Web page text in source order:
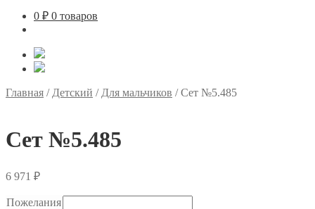
0 ₽ 0 товаров
Главная / Детский / Для мальчиков /Сет №5.485
Сет №5.485
6 971 ₽
Пожелания